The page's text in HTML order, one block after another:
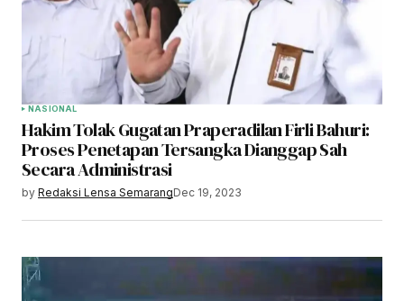
NASIONAL
Hakim Tolak Gugatan Praperadilan Firli Bahuri:
Proses Penetapan Tersangka Dianggap Sah
Secara Administrasi
by Redaksi Lensa SemarangDec 19, 2023